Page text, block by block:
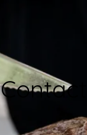
Contacto